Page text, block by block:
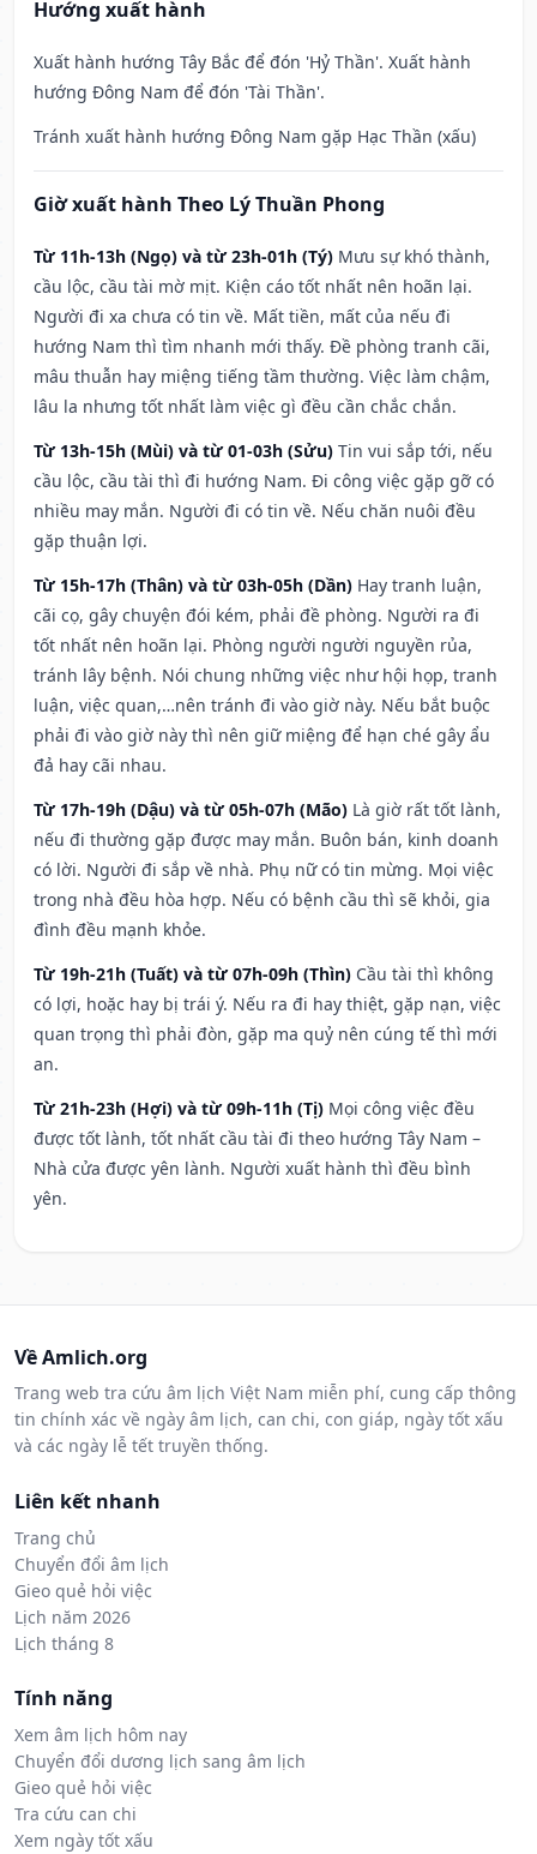
Hướng xuất hành
Xuất hành hướng Tây Bắc để đón 'Hỷ Thần'. Xuất hành
hướng Đông Nam để đón 'Tài Thần'.
Tránh xuất hành hướng Đông Nam gặp Hạc Thần (xấu)
Giờ xuất hành Theo Lý Thuần Phong
Từ 11h-13h (Ngọ) và từ 23h-01h (Tý) Mưu sự khó thành,
cầu lộc, cầu tài mờ mịt. Kiện cáo tốt nhất nên hoãn lại.
Người đi xa chưa có tin về. Mất tiền, mất của nếu đi
hướng Nam thì tìm nhanh mới thấy. Đề phòng tranh cãi,
mâu thuẫn hay miệng tiếng tầm thường. Việc làm chậm,
lâu la nhưng tốt nhất làm việc gì đều cần chắc chắn.
Từ 13h-15h (Mùi) và từ 01-03h (Sửu) Tin vui sắp tới, nếu
cầu lộc, cầu tài thì đi hướng Nam. Đi công việc gặp gỡ có
nhiều may mắn. Người đi có tin về. Nếu chăn nuôi đều
gặp thuận lợi.
Từ 15h-17h (Thân) và từ 03h-05h (Dần) Hay tranh luận,
cãi cọ, gây chuyện đói kém, phải đề phòng. Người ra đi
tốt nhất nên hoãn lại. Phòng người người nguyền rủa,
tránh lây bệnh. Nói chung những việc như hội họp, tranh
luận, việc quan,…nên tránh đi vào giờ này. Nếu bắt buộc
phải đi vào giờ này thì nên giữ miệng để hạn ché gây ẩu
đả hay cãi nhau.
Từ 17h-19h (Dậu) và từ 05h-07h (Mão) Là giờ rất tốt lành,
nếu đi thường gặp được may mắn. Buôn bán, kinh doanh
có lời. Người đi sắp về nhà. Phụ nữ có tin mừng. Mọi việc
trong nhà đều hòa hợp. Nếu có bệnh cầu thì sẽ khỏi, gia
đình đều mạnh khỏe.
Từ 19h-21h (Tuất) và từ 07h-09h (Thìn) Cầu tài thì không
có lợi, hoặc hay bị trái ý. Nếu ra đi hay thiệt, gặp nạn, việc
quan trọng thì phải đòn, gặp ma quỷ nên cúng tế thì mới
an.
Từ 21h-23h (Hợi) và từ 09h-11h (Tị) Mọi công việc đều
được tốt lành, tốt nhất cầu tài đi theo hướng Tây Nam –
Nhà cửa được yên lành. Người xuất hành thì đều bình
yên.
Về Amlich.org
Trang web tra cứu âm lịch Việt Nam miễn phí, cung cấp thông
tin chính xác về ngày âm lịch, can chi, con giáp, ngày tốt xấu
và các ngày lễ tết truyền thống.
Liên kết nhanh
Trang chủ
Chuyển đổi âm lịch
Gieo quẻ hỏi việc
Lịch năm 2026
Lịch tháng 8
Tính năng
Xem âm lịch hôm nay
Chuyển đổi dương lịch sang âm lịch
Gieo quẻ hỏi việc
Tra cứu can chi
Xem ngày tốt xấu